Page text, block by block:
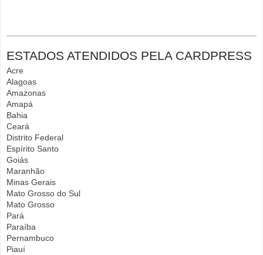
ESTADOS ATENDIDOS PELA CARDPRESS
Acre
Alagoas
Amazonas
Amapá
Bahia
Ceará
Distrito Federal
Espírito Santo
Goiás
Maranhão
Minas Gerais
Mato Grosso do Sul
Mato Grosso
Pará
Paraíba
Pernambuco
Piauí